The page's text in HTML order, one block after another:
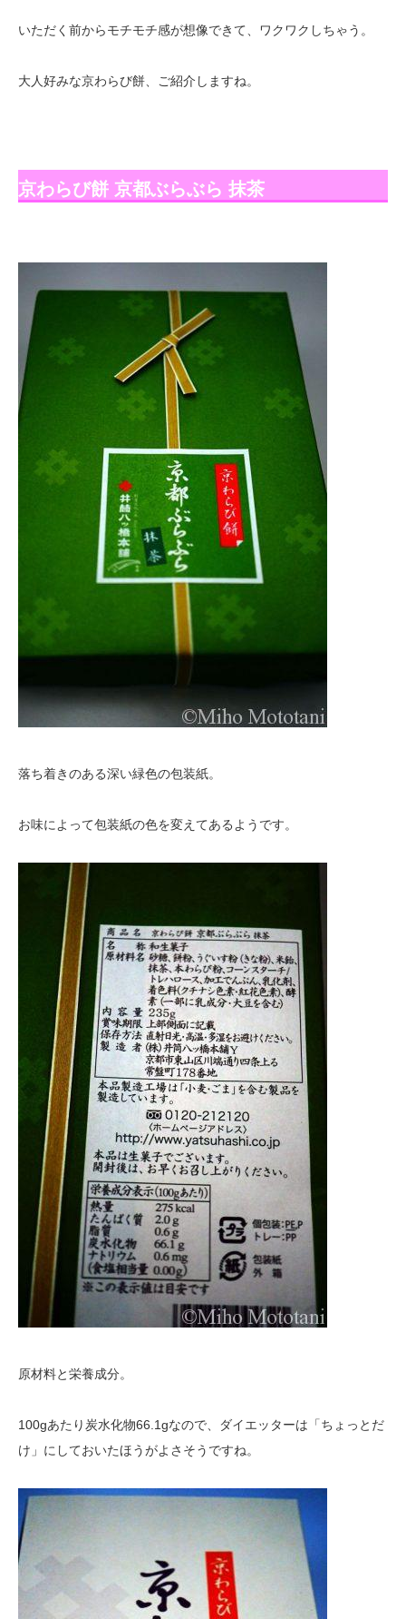
いただく前からモチモチ感が想像できて、ワクワクしちゃう。
大人好みな京わらび餅、ご紹介しますね。
京わらび餅 京都ぶらぶら 抹茶
落ち着きのある深い緑色の包装紙。
お味によって包装紙の色を変えてあるようです。
原材料と栄養成分。
100gあたり炭水化物66.1gなので、ダイエッターは「ちょっとだ
け」にしておいたほうがよさそうですね。